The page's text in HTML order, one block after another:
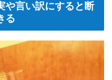
や言い訳にすると断
る